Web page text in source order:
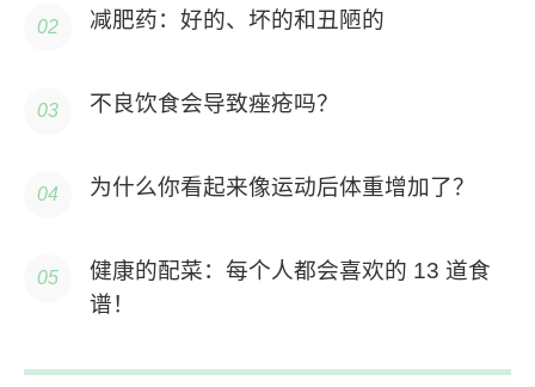
减肥药：好的、坏的和丑陋的
不良饮食会导致痤疮吗？
为什么你看起来像运动后体重增加了？
健康的配菜：每个人都会喜欢的 13 道食
谱！